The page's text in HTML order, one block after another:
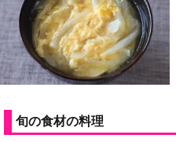
旬の食材の料理